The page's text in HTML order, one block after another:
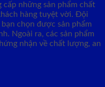
cấp những sản phẩm chất
hàng tuyệt vời. Đội
chọn được sản phẩm
Ngoài ra, các sản phẩm
nhận về chất lượng, an